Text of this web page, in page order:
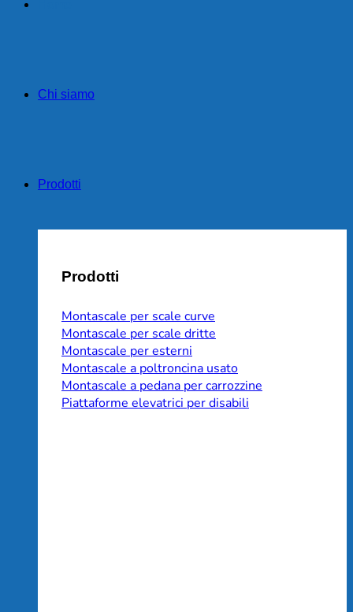
Chi siamo
Prodotti
Prodotti
Montascale per scale curve
Montascale per scale dritte
Montascale per esterni
Montascale a poltroncina usato
Montascale a pedana per carrozzine
Piattaforme elevatrici per disabili